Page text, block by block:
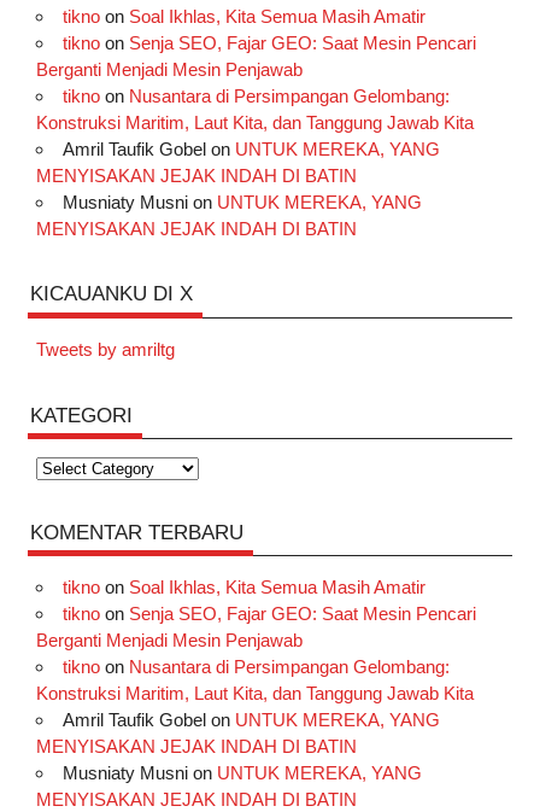
tiknoon Soal Ikhlas, Kita Semua Masih Amatir
tiknoon Senja SEO, Fajar GEO: Saat Mesin Pencari
Berganti Menjadi Mesin Penjawab
tiknoon Nusantara di Persimpangan Gelombang:
Konstruksi Maritim, Laut Kita, dan Tanggung Jawab Kita
Amril Taufik Gobelon UNTUK MEREKA, YANG
MENYISAKAN JEJAK INDAH DI BATIN
Musniaty Musnion UNTUK MEREKA, YANG
MENYISAKAN JEJAK INDAH DI BATIN
KICAUANKU DI X
Tweets by amriltg
KATEGORI
Kategori
KOMENTAR TERBARU
tiknoon Soal Ikhlas, Kita Semua Masih Amatir
tiknoon Senja SEO, Fajar GEO: Saat Mesin Pencari
Berganti Menjadi Mesin Penjawab
tiknoon Nusantara di Persimpangan Gelombang:
Konstruksi Maritim, Laut Kita, dan Tanggung Jawab Kita
Amril Taufik Gobelon UNTUK MEREKA, YANG
MENYISAKAN JEJAK INDAH DI BATIN
Musniaty Musnion UNTUK MEREKA, YANG
MENYISAKAN JEJAK INDAH DI BATIN